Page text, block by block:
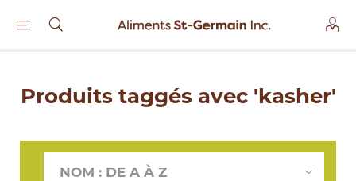
Produits taggés avec 'kasher'